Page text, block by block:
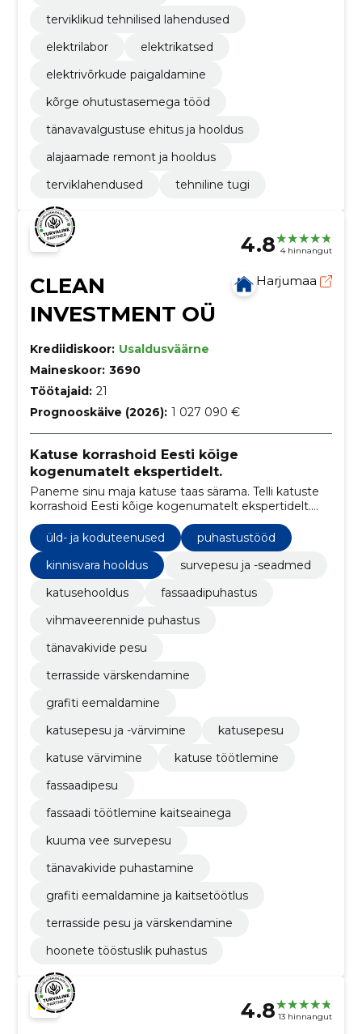
terviklikud tehnilised lahendused
elektrilabor
elektrikatsed
elektrivõrkude paigaldamine
kõrge ohutustasemega tööd
tänavavalgustuse ehitus ja hooldus
alajaamade remont ja hooldus
terviklahendused
tehniline tugi
4.8 4 hinnangut
CLEAN
INVESTMENT OÜ
Harjumaa
Krediidiskoor: Usaldusväärne
Maineskoor: 3690
Töötajaid: 21
Prognooskäive (2026): 1 027 090 €
Katuse korrashoid Eesti kõige
kogenumatelt ekspertidelt.
Paneme sinu maja katuse taas särama. Telli katuste
korrashoid Eesti kõige kogenumatelt ekspertidelt.
Katuste hooldus, värvimine ja puhastus üle Eesti.
üld- ja koduteenused
puhastustööd
kinnisvara hooldus
survepesu ja -seadmed
katusehooldus
fassaadipuhastus
vihmaveerennide puhastus
tänavakivide pesu
terrasside värskendamine
grafiti eemaldamine
katusepesu ja -värvimine
katusepesu
katuse värvimine
katuse töötlemine
fassaadipesu
fassaadi töötlemine kaitseainega
kuuma vee survepesu
tänavakivide puhastamine
grafiti eemaldamine ja kaitsetöötlus
terrasside pesu ja värskendamine
hoonete tööstuslik puhastus
4.8 13 hinnangut